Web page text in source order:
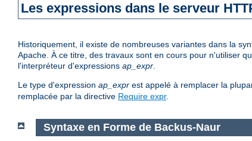
Les expressions dans le serveur
Historiquement, il existe de nombreuses variantes dans la
Apache. À ce titre, des travaux sont en cours pour n'utiliser
l'interpréteur d'expressions ap_expr.
Le type d'expression ap_expr est appelé à remplacer la
remplacée par la directive Require expr.
Syntaxe en Forme de Backus-Naur